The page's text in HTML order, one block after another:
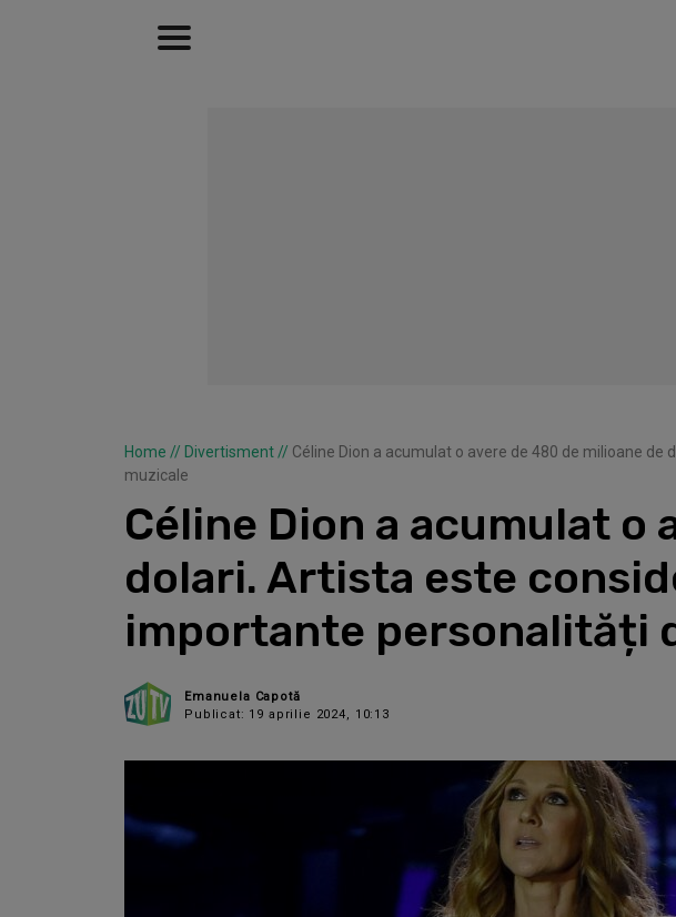
Home // Divertisment // Céline Dion a acumulat o avere de 480 de milioane
muzicale
Céline Dion a acumulat o
dolari. Artista este
importante personalități
Emanuela Capotă
Publicat: 19 aprilie 2024, 10:13